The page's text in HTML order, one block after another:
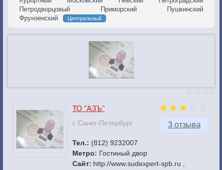
Петродворцовый
Приморский
Пушкинский
Фрунзенский
Центральный
1—1 из 1.
3 отзыва
ТО "АЗЪ"
г. Санкт-Петербург
Тел.: (812) 9232007
Метро: Гостиный двор
Сайт: http://www.sudexpert-spb.ru ,